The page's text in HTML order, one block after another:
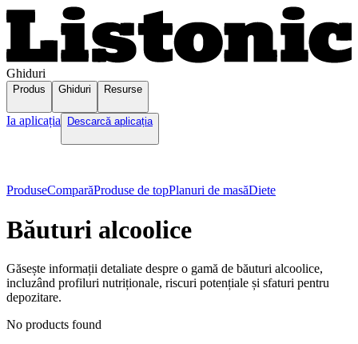
Ghiduri
Produs Ghiduri Resurse
Ia aplicația Descarcă aplicația
ProduseComparăProduse de topPlanuri de masăDiete
Băuturi alcoolice
Găsește informații detaliate despre o gamă de băuturi alcoolice,
incluzând profiluri nutriționale, riscuri potențiale și sfaturi pentru
depozitare.
No products found